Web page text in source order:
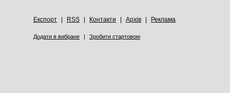
Експорт RSS Контакти Архів Реклама
Додати в вибране | Зробити стартовою